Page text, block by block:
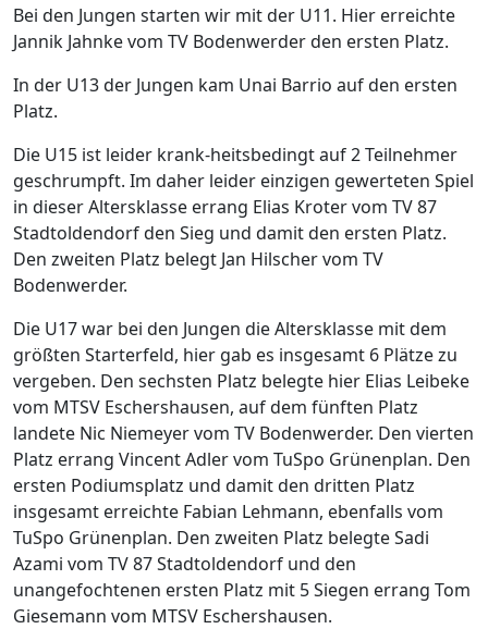
Bei den Jungen starten wir mit der U11. Hier erreichte
Jannik Jahnke vom TV Bodenwerder den ersten Platz.
In der U13 der Jungen kam Unai Barrio auf den ersten
Platz.
Die U15 ist leider krank-heitsbedingt auf 2 Teilnehmer
geschrumpft. Im daher leider einzigen gewerteten Spiel
in dieser Altersklasse errang Elias Kroter vom TV 87
Stadtoldendorf den Sieg und damit den ersten Platz.
Den zweiten Platz belegt Jan Hilscher vom TV
Bodenwerder.
Die U17 war bei den Jungen die Altersklasse mit dem
größten Starterfeld, hier gab es insgesamt 6 Plätze zu
vergeben. Den sechsten Platz belegte hier Elias Leibeke
vom MTSV Eschershausen, auf dem fünften Platz
landete Nic Niemeyer vom TV Bodenwerder. Den vierten
Platz errang Vincent Adler vom TuSpo Grünenplan. Den
ersten Podiumsplatz und damit den dritten Platz
insgesamt erreichte Fabian Lehmann, ebenfalls vom
TuSpo Grünenplan. Den zweiten Platz belegte Sadi
Azami vom TV 87 Stadtoldendorf und den
unangefochtenen ersten Platz mit 5 Siegen errang Tom
Giesemann vom MTSV Eschershausen.